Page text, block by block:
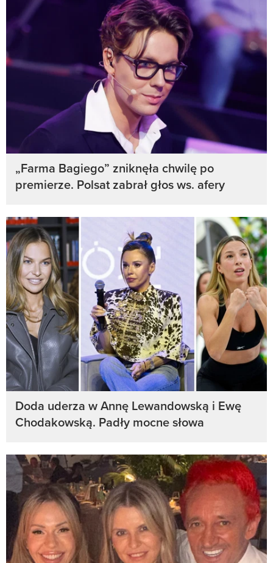
„Farma Bagiego” zniknęła chwilę po
premierze. Polsat zabrał głos ws. afery
Doda uderza w Annę Lewandowską i Ewę
Chodakowską. Padły mocne słowa